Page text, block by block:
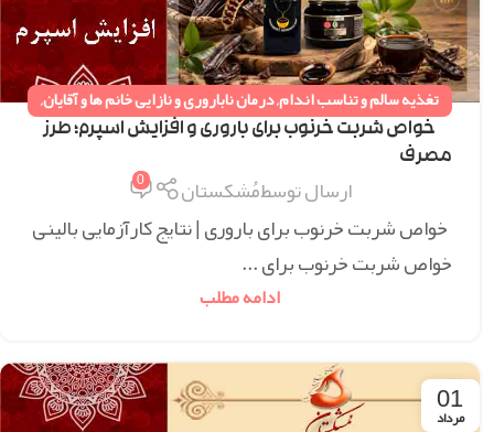
تغذیه سالم و تناسب اندام,درمان ناباروری و نازایی خانم ها و آقایان,
همه مقالات
خواص شربت خرنوب برای باروری و افزایش اسپرم؛ طرز
مصرف
ارسال توسطمُشکستان 0
خواص شربت خرنوب برای باروری | نتایج کارآزمایی بالینی
خواص شربت خرنوب برای ...
ادامه مطلب
01
مرداد